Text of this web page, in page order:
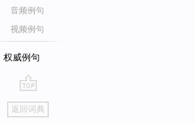
音频例句
视频例句
权威例句
go
top
返回词典